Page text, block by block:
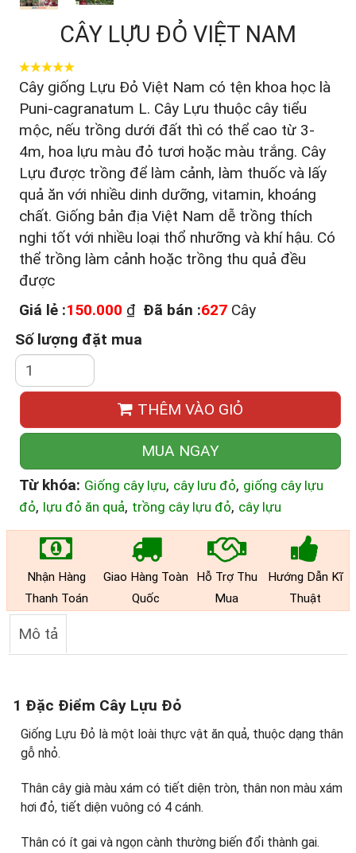
CÂY LỰU ĐỎ VIỆT NAM
Cây giống Lựu Đỏ Việt Nam có tện khoa học là
Puni-cagranatum L. Cây Lựu thuộc cây tiểu
mộc, nếu trồng dưới đất thì có thể cao từ 3-
4m, hoa lựu màu đỏ tươi hoặc màu trắng. Cây
Lựu được trồng để làm cảnh, làm thuốc và lấy
quả ăn với nhiều dinh dưỡng, vitamin, khoáng
chất. Giống bản địa Việt Nam dễ trồng thích
nghi tốt với nhiều loại thổ nhưỡng và khí hậu. Có
thể trồng làm cảnh hoặc trồng thu quả đều
được
Giá lẻ :150.000 ₫ Đã bán :627 Cây
Số lượng đặt mua
THÊM VÀO GIỎ
MUA NGAY
Từ khóa: Giống cây lựu, cây lưu đỏ, giống cây lựu
đỏ, lựu đỏ ăn quả, trồng cây lựu đỏ, cây lựu
Nhận Hàng
Thanh Toán
Giao Hàng Toàn
Quốc
Hỗ Trợ Thu
Mua
Hướng Dẫn Kĩ
Thuật
Mô tả
1 Đặc Điểm Cây Lựu Đỏ
Giống Lựu Đỏ là một loài thực vật ăn quả, thuộc dạng thân
gỗ nhỏ.
Thân cây già màu xám có tiết diện tròn, thân non màu xám
hơi đỏ, tiết diện vuông có 4 cánh.
Thân có ít gai và ngọn cành thường biến đổi thành gai.